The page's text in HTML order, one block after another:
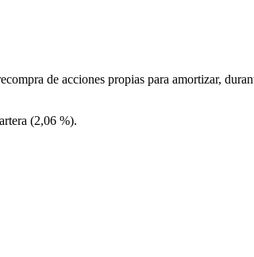
de acciones propias para amortizar,
(2,06 %).